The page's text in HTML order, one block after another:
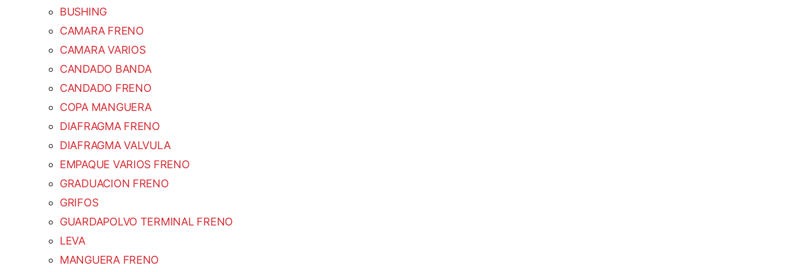
BUSHING
CAMARA FRENO
CAMARA VARIOS
CANDADO BANDA
CANDADO FRENO
COPA MANGUERA
DIAFRAGMA FRENO
DIAFRAGMA VALVULA
EMPAQUE VARIOS FRENO
GRADUACION FRENO
GRIFOS
GUARDAPOLVO TERMINAL FRENO
LEVA
MANGUERA FRENO